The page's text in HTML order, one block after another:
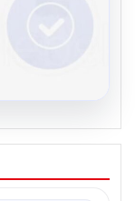
İletişimin